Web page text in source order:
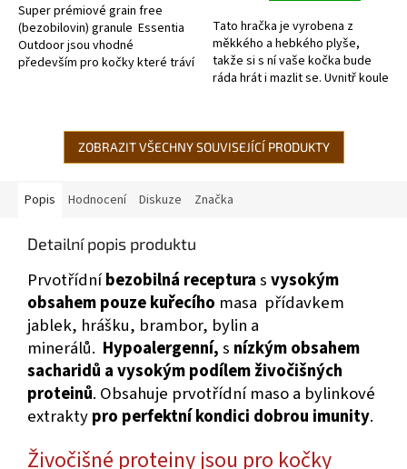
hvězdiček.
Super prémiové grain free
(bezobilovin) granule Essentia
Outdoor jsou vhodné
především pro kočky které tráví
Tato hračka je vyrobena z
měkkého a hebkého plyše,
takže si s ní vaše kočka bude
ráda hrát i mazlit se. Uvnitř koule
vaši...
ZOBRAZIT VŠECHNY SOUVISEJÍCÍ PRODUKTY
Popis Hodnocení Diskuze Značka
Detailní popis produktu
Prvotřídníbezobilná recepturasvysokým
obsahem pouze kuřecího masa přídavkem
jablek, hrášku, brambor, bylin a
minerálů. Hypoalergenní,s nízkým obsahem
sacharidů a vysokým podílem živočišných
proteinů. Obsahuje prvotřídní maso a bylinkové
extraktypro perfektní kondici dobrou imunity.
Živočišné proteiny jsou pro kočky